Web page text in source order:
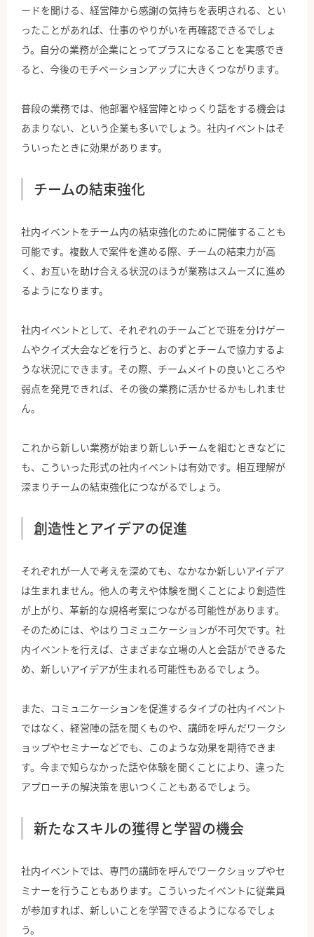
ードを聞ける、経営陣から感謝の気持ちを表明される、とい
ったことがあれば、仕事のやりがいを再確認できるでしょ
う。自分の業務が企業にとってプラスになることを実感でき
ると、今後のモチベーションアップに大きくつながります。
普段の業務では、他部署や経営陣とゆっくり話をする機会は
あまりない、という企業も多いでしょう。社内イベントはそ
ういったときに効果があります。
チームの結束強化
社内イベントをチーム内の結束強化のために開催することも
可能です。複数人で案件を進める際、チームの結束力が高
く、お互いを助け合える状況のほうが業務はスムーズに進め
るようになります。
社内イベントとして、それぞれのチームごとで班を分けゲー
ムやクイズ大会などを行うと、おのずとチームで協力するよ
うな状況にできます。その際、チームメイトの良いところや
弱点を発見できれば、その後の業務に活かせるかもしれませ
ん。
これから新しい業務が始まり新しいチームを組むときなどに
も、こういった形式の社内イベントは有効です。相互理解が
深まりチームの結束強化につながるでしょう。
創造性とアイデアの促進
それぞれが一人で考えを深めても、なかなか新しいアイデア
は生まれません。他人の考えや体験を聞くことにより創造性
が上がり、革新的な規格考案につながる可能性があります。
そのためには、やはりコミュニケーションが不可欠です。社
内イベントを行えば、さまざまな立場の人と会話ができるた
め、新しいアイデアが生まれる可能性もあるでしょう。
また、コミュニケーションを促進するタイプの社内イベント
ではなく、経営陣の話を聞くものや、講師を呼んだワークシ
ョップやセミナーなどでも、このような効果を期待できま
す。今まで知らなかった話や体験を聞くことにより、違った
アプローチの解決策を思いつくこともあるでしょう。
新たなスキルの獲得と学習の機会
社内イベントでは、専門の講師を呼んでワークショップやセ
ミナーを行うこともあります。こういったイベントに従業員
が参加すれば、新しいことを学習できるようになるでしょ
う。